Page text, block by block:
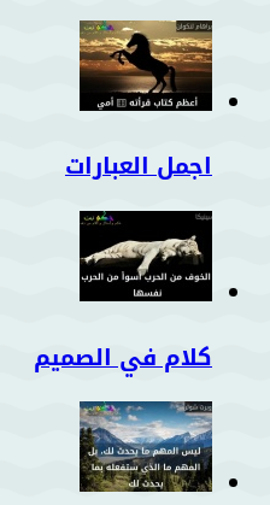
اجمل العبارات
كلام في الصميم